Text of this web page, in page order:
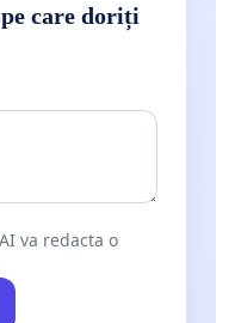
care doriți
va redacta o